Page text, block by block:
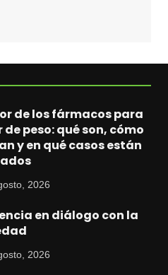
de los fármacos para
peso: qué son, cómo
y en qué casos están
2026
en diálogo con la
2026